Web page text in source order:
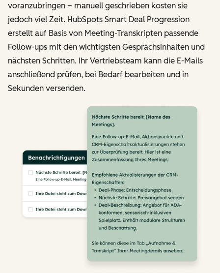
voranzubringen – manuell geschrieben kosten sie
jedoch viel Zeit. HubSpots Smart Deal Progression
erstellt auf Basis von Meeting-Transkripten passende
Follow-ups mit den wichtigsten Gesprächsinhalten und
nächsten Schritten. Ihr Vertriebsteam kann die E-Mails
anschließend prüfen, bei Bedarf bearbeiten und in
Sekunden versenden.